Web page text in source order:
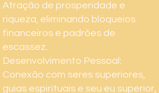
Atração de prosperidade e
riqueza, eliminando bloqueios
financeiros e padrões de
escassez.
Desenvolvimento Pessoal:
Conexão com seres superiores,
guias espirituais e seu eu superior,